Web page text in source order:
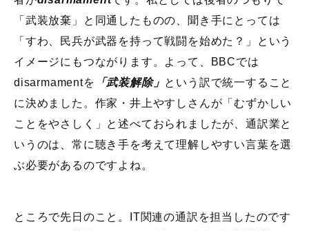
「武装放棄」と同通したものの、聞き手にとっては
「すわ、民兵が武器を持って戦闘を始めた？」という
イメージにもつながります。よって、BBCでは
disarmamentを 「武装解除」 という訳で統一すること
に決めました。作家・井上やすしさんが「むずかしい
ことをやさしく」と述べておられましたが、通訳業と
いうのは、常に聴き手を考えて理解しやすい言葉を選
ぶ必要があるのですよね。
ところで先日のこと。IT関連の通訳を担当したのです